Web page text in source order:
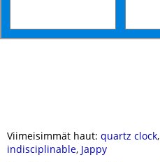
Viimeisimmät haut: quartz clock,
indisciplinable, Jappy